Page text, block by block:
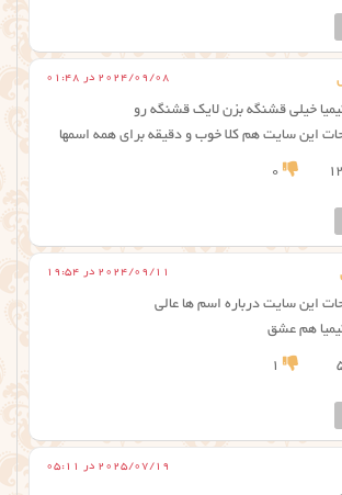
2024/09/08 در 01:48
خیلی قشنگه بزن لایک قشنگه رو
این سایت هم کلا خوب و دقیقه برای همه اسمها
0
2024/09/11 در 19:54
این سایت درباره اسم ها عالی
هم عشق
1
2025/07/19 در 05:11